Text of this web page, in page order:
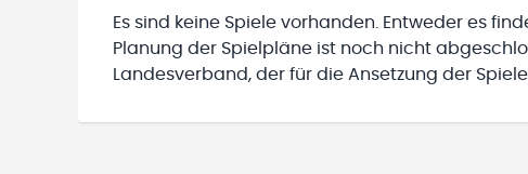
Es sind keine Spiele vorhanden. Entweder es
Planung der Spielpläne ist noch nicht
Landesverband, der für die Ansetzung der